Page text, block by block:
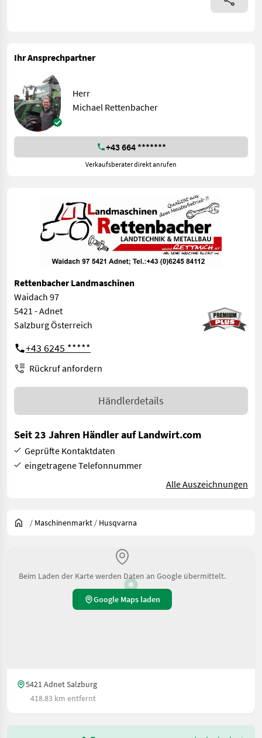
Ihr Ansprechpartner
Herr
Michael Rettenbacher
+43 664 *******
Verkaufsberater direkt anrufen
Rettenbacher Landmaschinen
Waidach 97
5421 - Adnet
Salzburg Österreich
+43 6245 *****
Rückruf anfordern
Händlerdetails
Seit 23 Jahren Händler auf Landwirt.com
Geprüfte Kontaktdaten
eingetragene Telefonnummer
Alle Auszeichnungen
/ Maschinenmarkt / Husqvarna
Beim Laden der Karte werden Daten an Google übermittelt.
Google Maps laden
5421 Adnet Salzburg
418.83 km entfernt